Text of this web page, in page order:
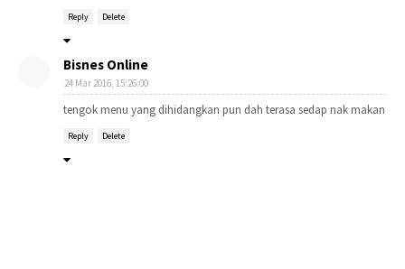
Reply Delete
Bisnes Online
24 Mar 2016, 15:26:00
tengok menu yang dihidangkan pun dah terasa sedap nak makan
Reply Delete